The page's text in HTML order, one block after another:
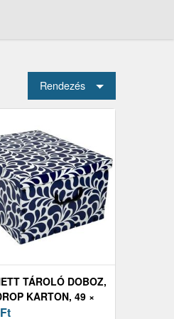
Rendezés
TÁROLÓ DOBOZ,
KARTON, 49 ×
Ft